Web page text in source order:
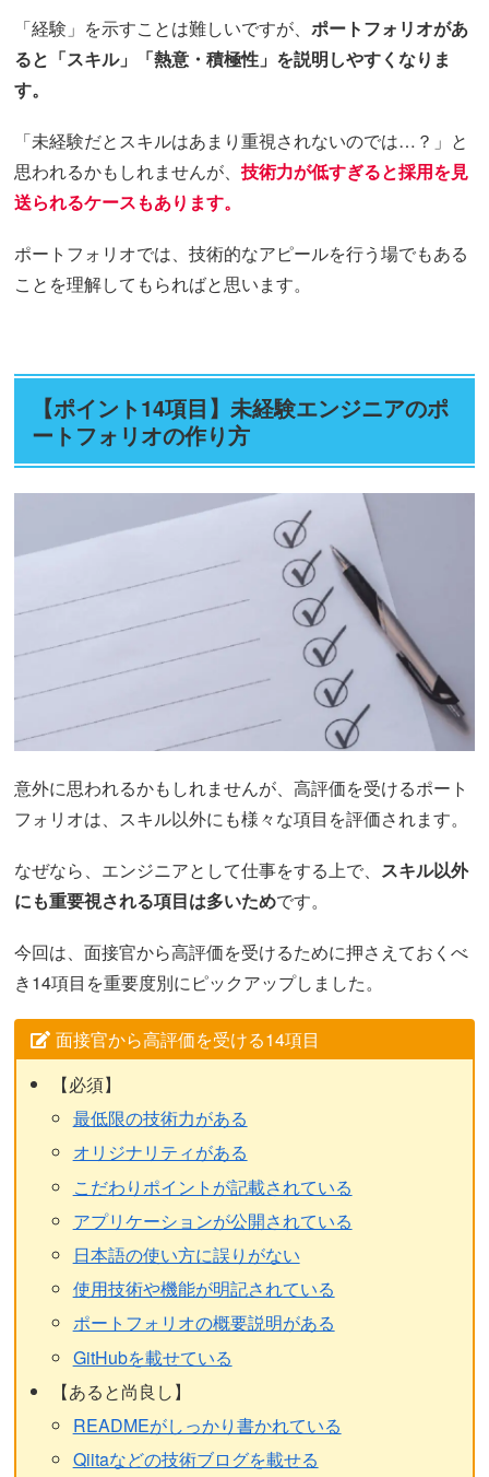
「経験」を示すことは難しいですが、ポートフォリオがあ
ると「スキル」「熱意・積極性」を説明しやすくなりま
す。
「未経験だとスキルはあまり重視されないのでは…？」と
思われるかもしれませんが、技術力が低すぎると採用を見
送られるケースもあります。
ポートフォリオでは、技術的なアピールを行う場でもある
ことを理解してもらればと思います。
【ポイント14項目】未経験エンジニアのポ
ートフォリオの作り方
意外に思われるかもしれませんが、高評価を受けるポート
フォリオは、スキル以外にも様々な項目を評価されます。
なぜなら、エンジニアとして仕事をする上で、 スキル以外
にも重要視される項目は多いためです。
今回は、面接官から高評価を受けるために押さえておくべ
き14項目を重要度別にピックアップしました。
面接官から高評価を受ける14項目
【必須】
最低限の技術力がある
オリジナリティがある
こだわりポイントが記載されている
アプリケーションが公開されている
日本語の使い方に誤りがない
使用技術や機能が明記されている
ポートフォリオの概要説明がある
GitHubを載せている
【あると尚良し】
READMEがしっかり書かれている
Qiitaなどの技術ブログを載せる